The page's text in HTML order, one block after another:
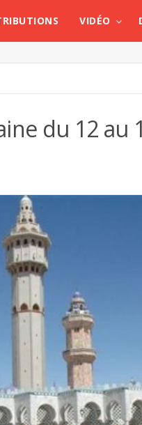
VIDÉO
du 12 au